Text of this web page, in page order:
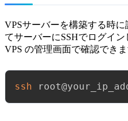
VPSサーバーを構築する時に
てサーバーにSSHでログイン
VPS の管理画面で確認できま
ssh